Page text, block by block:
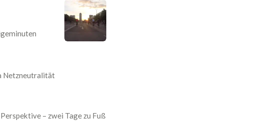
Netzneutralität
– zwei Tage zu Fuß